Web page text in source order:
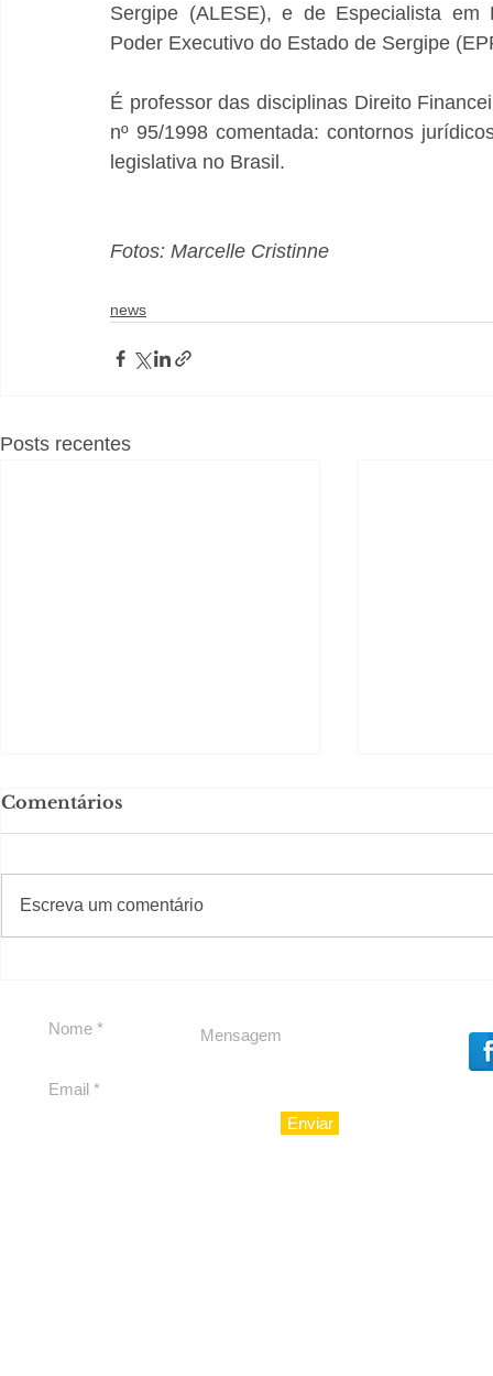
Sergipe (ALESE), e de Especialista
Poder Executivo do Estado de Sergipe
É professor das disciplinas Direito
nº 95/1998 comentada: contornos
legislativa no Brasil.
Fotos: Marcelle Cristinne
news
Posts recentes
para São Paulo
Comentários
Escreva um comentário
#Sugestões
Enviar